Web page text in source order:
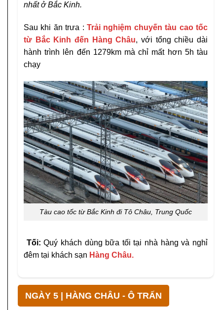
nhất ở Bắc Kinh.
Sau khi ăn trưa : Trải nghiệm chuyến tàu cao tốc
từ Bắc Kinh đến
Hàng Châu, với tổng chiều dài
hành trình lên đến 1279km mà chỉ mất hơn 5h tàu
chạy
Tàu cao tốc từ Bắc Kinh đi Tô Châu, Trung Quốc
Tối: Quý khách dùng bữa tối tại nhà hàng và nghỉ
đêm tại khách sạn Hàng Châu.
NGÀY 5 | HÀNG CHÂU - Ô TRẤN